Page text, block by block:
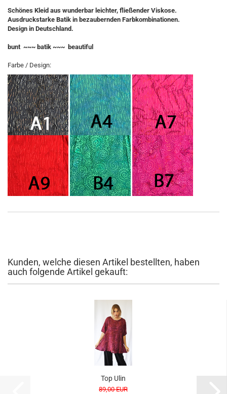
Schönes Kleid aus wunderbar leichter, fließender Viskose.
Ausdruckstarke Batik in bezaubernden Farbkombinationen.
Design in Deutschland.
bunt ~~~ batik ~~~ beautiful
Farbe / Design:
Kunden, welche diesen Artikel bestellten, haben
auch folgende Artikel gekauft:
Top Ulin
89,00 EUR